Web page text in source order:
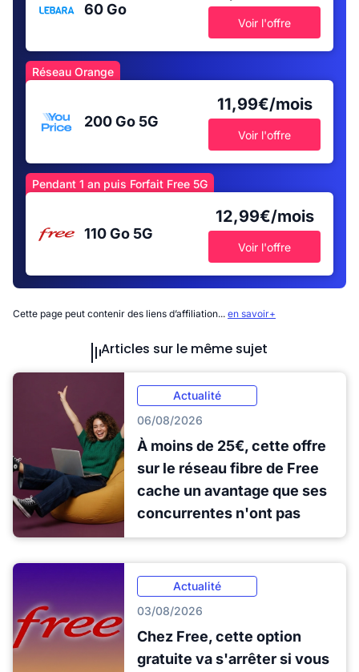
60 Go
Voir l'offre
Réseau Orange
200 Go 5G
11,99€/mois
Voir l'offre
Pendant 1 an puis Forfait Free 5G
110 Go 5G
12,99€/mois
Voir l'offre
Cette page peut contenir des liens d’affiliation... en savoir+
Articles sur le même sujet
Actualité
06/08/2026
À moins de 25€, cette offre
sur le réseau fibre de Free
cache un avantage que ses
concurrentes n'ont pas
Actualité
03/08/2026
Chez Free, cette option
gratuite va s'arrêter si vous